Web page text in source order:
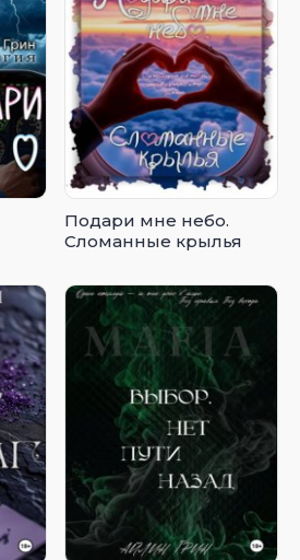
Подари мне небо.
Сломанные крылья